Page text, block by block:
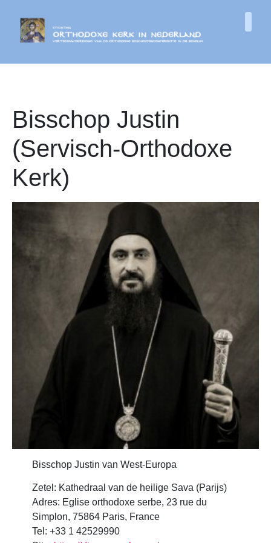
Bisschop Justin
(Servisch-Orthodoxe
Kerk)
Bisschop Justin van West-Europa
Zetel: Kathedraal van de heilige Sava (Parijs)
Adres: Eglise orthodoxe serbe, 23 rue du
Simplon, 75864 Paris, France
Tel: +33 1 42529990